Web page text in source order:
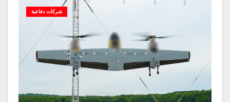
شركات دفاعية